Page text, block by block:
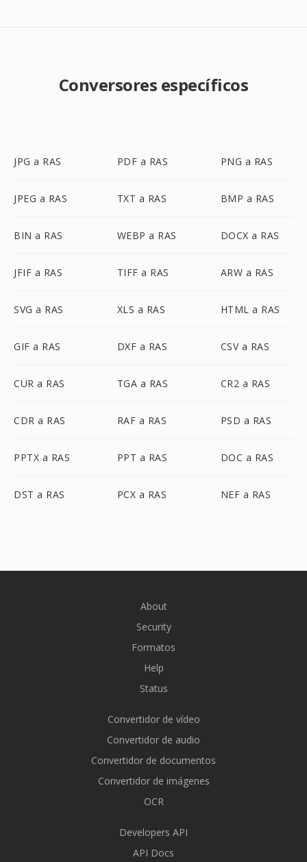
Conversores específicos
JPG a RAS PDF a RAS PNG a RAS
JPEG a RAS TXT a RAS BMP a RAS
BIN a RAS WEBP a RAS DOCX a RAS
JFIF a RAS TIFF a RAS ARW a RAS
SVG a RAS XLS a RAS HTML a RAS
GIF a RAS DXF a RAS CSV a RAS
CUR a RAS TGA a RAS CR2 a RAS
CDR a RAS RAF a RAS PSD a RAS
PPTX a RAS PPT a RAS DOC a RAS
DST a RAS PCX a RAS NEF a RAS
About
Security
Formatos
Help
Status
Convertidor de vídeo
Convertidor de audio
Convertidor de documentos
Convertidor de imágenes
OCR
Developers API
API Docs